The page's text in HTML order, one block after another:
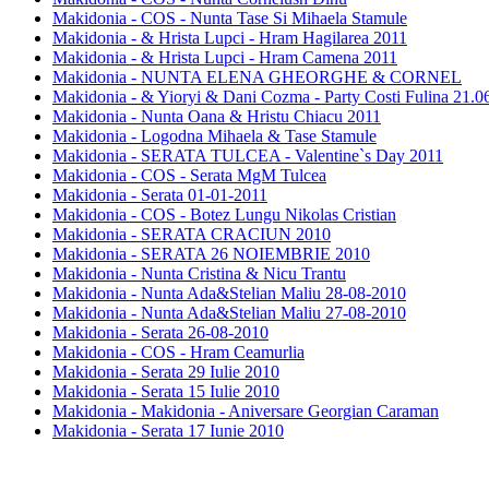
Makidonia - COS - Nunta Tase Si Mihaela Stamule
Makidonia - & Hrista Lupci - Hram Hagilarea 2011
Makidonia - & Hrista Lupci - Hram Camena 2011
Makidonia - NUNTA ELENA GHEORGHE & CORNEL
Makidonia - & Yioryi & Dani Cozma - Party Costi Fulina
Makidonia - Nunta Oana & Hristu Chiacu 2011
Makidonia - Logodna Mihaela & Tase Stamule
Makidonia - SERATA TULCEA - Valentine`s Day 2011
Makidonia - COS - Serata MgM Tulcea
Makidonia - Serata 01-01-2011
Makidonia - COS - Botez Lungu Nikolas Cristian
Makidonia - SERATA CRACIUN 2010
Makidonia - SERATA 26 NOIEMBRIE 2010
Makidonia - Nunta Cristina & Nicu Trantu
Makidonia - Nunta Ada&Stelian Maliu 28-08-2010
Makidonia - Nunta Ada&Stelian Maliu 27-08-2010
Makidonia - Serata 26-08-2010
Makidonia - COS - Hram Ceamurlia
Makidonia - Serata 29 Iulie 2010
Makidonia - Serata 15 Iulie 2010
Makidonia - Makidonia - Aniversare Georgian Caraman
Makidonia - Serata 17 Iunie 2010